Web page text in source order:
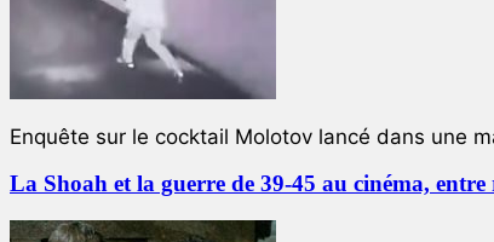
Enquête sur le cocktail Molotov lancé dans une
La Shoah et la guerre de 39-45 au cinéma,